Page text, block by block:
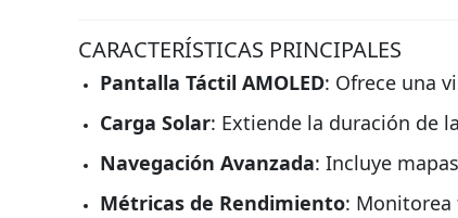
CARACTERÍSTICAS PRINCIPALES
Pantalla Táctil AMOLED: Ofrece una
Carga Solar: Extiende la duración de
Navegación Avanzada: Incluye
Métricas de Rendimiento: Monitorea